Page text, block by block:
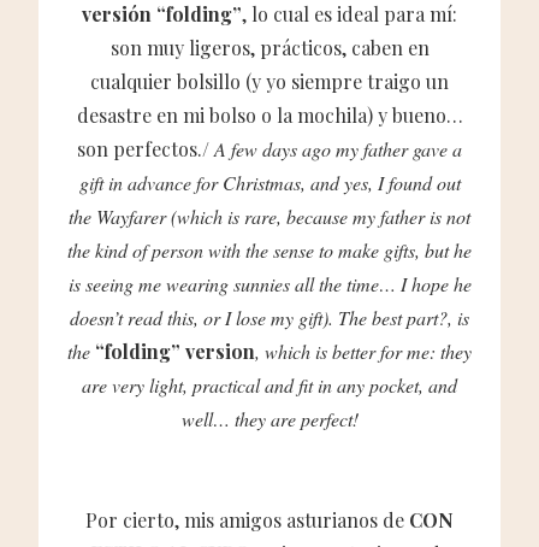
versión “folding”, lo cual es ideal para mí:
son muy ligeros, prácticos, caben en
cualquier bolsillo (y yo siempre traigo un
desastre en mi bolso o la mochila) y bueno…
son perfectos./A few days ago my father gave a
gift in advance for Christmas, and yes, I found out
the Wayfarer (which is rare, because my father is not
the kind of person with the sense to make gifts, but he
is seeing me wearing sunnies all the time… I hope he
doesn’t read this, or I lose my gift). The best part?, is
the “folding” version, which is better for me: they
are very light, practical and fit in any pocket, and
well… they are perfect!
Por cierto, mis amigos asturianos de CON